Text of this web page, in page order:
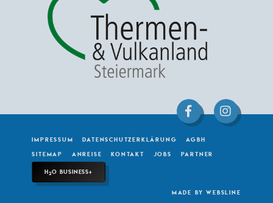
IMPRESSUM DATENSCHUTZERKLÄRUNG
AGBH
SITEMAP
ANREISE KONTAKT JOBS PARTNER
H2O BUSINESS+
made by websLINE